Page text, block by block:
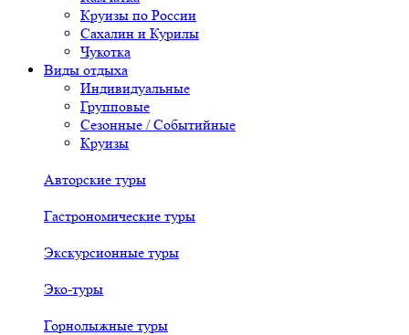
Круизы по России
Сахалин и Курилы
Чукотка
Виды отдыха
Индивидуальные
Групповые
Сезонные / Событийные
Круизы
Авторские туры
Гастрономические туры
Экскурсионные туры
Эко-туры
Горнолыжные туры